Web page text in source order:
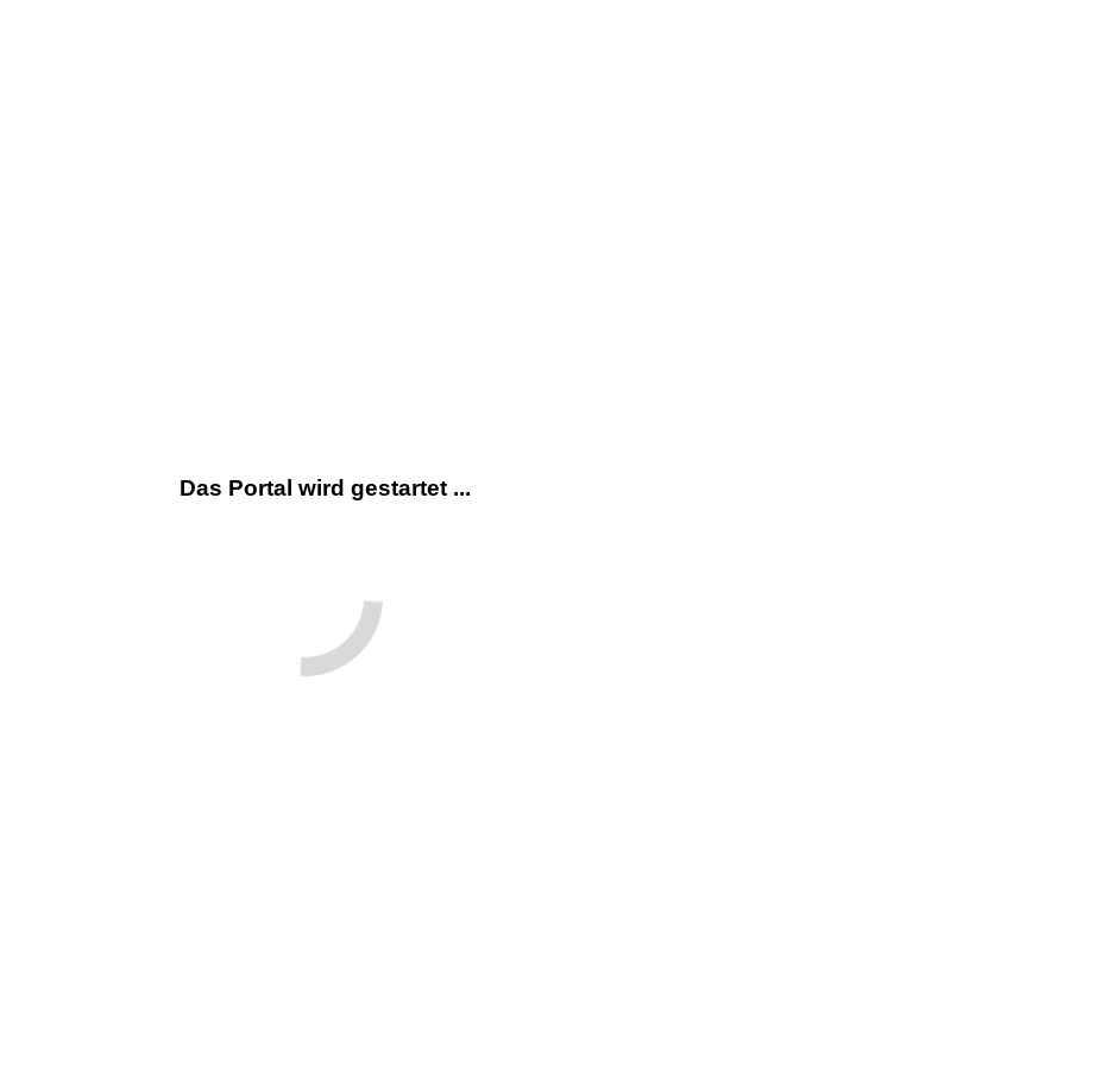
Das Portal wird gestartet ...